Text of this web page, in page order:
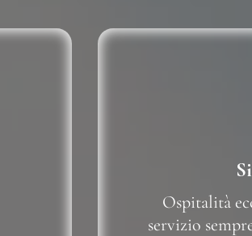
Ospitalità
servizio